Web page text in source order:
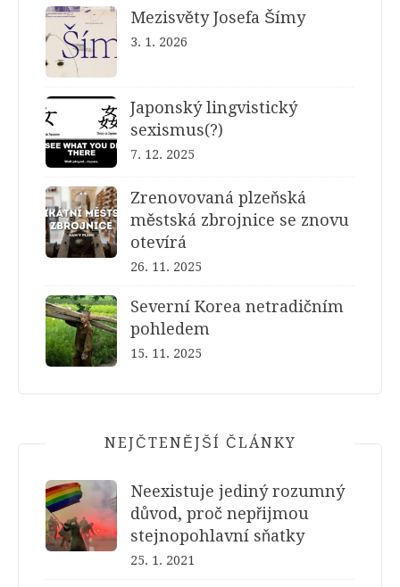
Mezisvěty Josefa Šímy
3. 1. 2026
Japonský lingvistický
sexismus(?)
7. 12. 2025
Zrenovovaná plzeňská
městská zbrojnice se znovu
otevírá
26. 11. 2025
Severní Korea netradičním
pohledem
15. 11. 2025
NEJČTENĚJŠÍ ČLÁNKY
Neexistuje jediný rozumný
důvod, proč nepřijmou
stejnopohlavní sňatky
25. 1. 2021